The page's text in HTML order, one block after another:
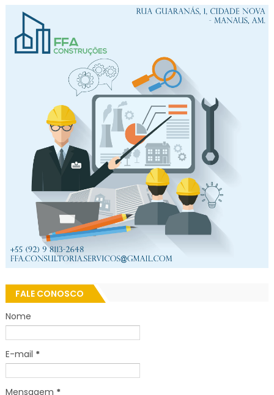
FALE CONOSCO
Nome
E-mail *
Mensagem *